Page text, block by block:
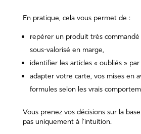
En pratique, cela vous permet de :
repérer un produit très
sous-valorisé en marge,
identifier les articles « oubliés » par
adapter votre carte, vos mises en
formules selon les vrais
Vous prenez vos décisions sur la
pas uniquement à l’intuition.